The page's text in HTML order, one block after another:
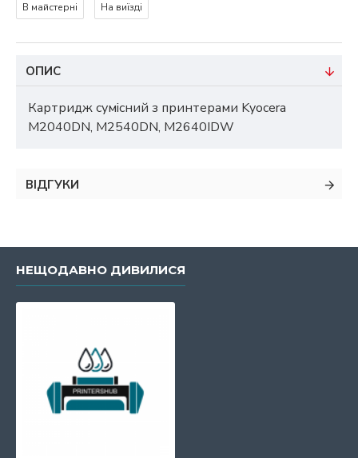
В майстерні
На виїзді
ОПИС
Картридж сумісний з принтерами Kyocera
M2040DN, M2540DN, M2640IDW
ВІДГУКИ
НЕЩОДАВНО ДИВИЛИСЯ